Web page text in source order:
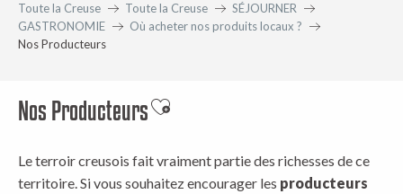
Toute la Creuse Toute la Creuse
SÉJOURNER
GASTRONOMIE
Où acheter nos produits locaux ?
Nos Producteurs
Nos ProducteursAjouter aux favoris
Le terroir creusois fait vraiment partie des richesses de ce
territoire. Si vous souhaitez encourager les producteurs